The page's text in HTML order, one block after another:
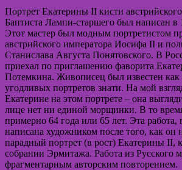
Портрет Екатерины II кисти
Баптиста Лампи-старшего был написан в
Этот мастер был модным портретистом
австрийского императора Иосифа II и
Станислава Августа Понятовского. В
приехал по приглашению фаворита
Потемкина. Живописец был известен как
угодливых портретов знати. На мой
Екатерине на этом портрете – она
лице нет ни единой морщинки. В то
примерно 64 года или 65 лет. Эта
написана художником после того, как он
парадный портрет (в рост) Екатерины II,
собрании Эрмитажа. Работа из Русского
фрагментарным авторским повторением.